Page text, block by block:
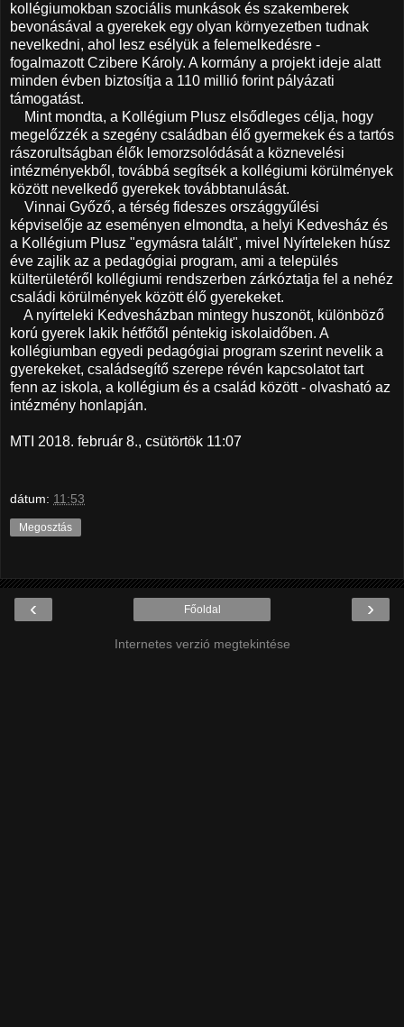
kollégiumokban szociális munkások és szakemberek
bevonásával a gyerekek egy olyan környezetben tudnak
nevelkedni, ahol lesz esélyük a felemelkedésre -
fogalmazott Czibere Károly. A kormány a projekt ideje alatt
minden évben biztosítja a 110 millió forint pályázati
támogatást.
Mint mondta, a Kollégium Plusz elsődleges célja, hogy
megelőzzék a szegény családban élő gyermekek és a tartós
rászorultságban élők lemorzsolódását a köznevelési
intézményekből, továbbá segítsék a kollégiumi körülmények
között nevelkedő gyerekek továbbtanulását.
Vinnai Győző, a térség fideszes országgyűlési
képviselője az eseményen elmondta, a helyi Kedvesház és
a Kollégium Plusz "egymásra talált", mivel Nyírteleken húsz
éve zajlik az a pedagógiai program, ami a település
külterületéről kollégiumi rendszerben zárkóztatja fel a nehéz
családi körülmények között élő gyerekeket.
A nyírteleki Kedvesházban mintegy huszonöt, különböző
korú gyerek lakik hétfőtől péntekig iskolaidőben. A
kollégiumban egyedi pedagógiai program szerint nevelik a
gyerekeket, családsegítő szerepe révén kapcsolatot tart
fenn az iskola, a kollégium és a család között - olvasható az
intézmény honlapján.
MTI 2018. február 8., csütörtök 11:07
dátum: 11:53
Megosztás
‹ ›
Főoldal
Internetes verzió megtekintése